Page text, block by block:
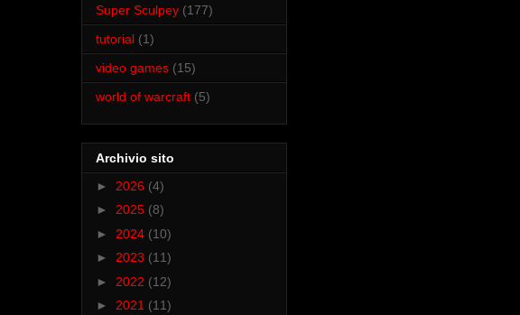
Super Sculpey (177)
tutorial (1)
video games (15)
world of warcraft (5)
Archivio sito
► 2026 (4)
► 2025 (8)
► 2024 (10)
► 2023 (11)
► 2022 (12)
► 2021 (11)